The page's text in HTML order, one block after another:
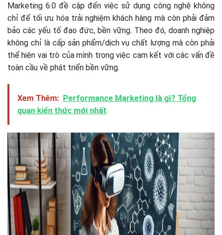
Marketing 6.0 đề cập đến việc sử dụng công nghệ không
chỉ để tối ưu hóa trải nghiệm khách hàng mà còn phải đảm
bảo các yếu tố đạo đức, bền vững. Theo đó, doanh nghiệp
không chỉ là cấp sản phẩm/dịch vụ chất lượng mà còn phải
thể hiện vai trò của mình trong việc cam kết với các vấn đề
toàn cầu về phát triển bền vững.
Xem Thêm: Performance Marketing là gì? Tổng
quan kiến thức mới nhất